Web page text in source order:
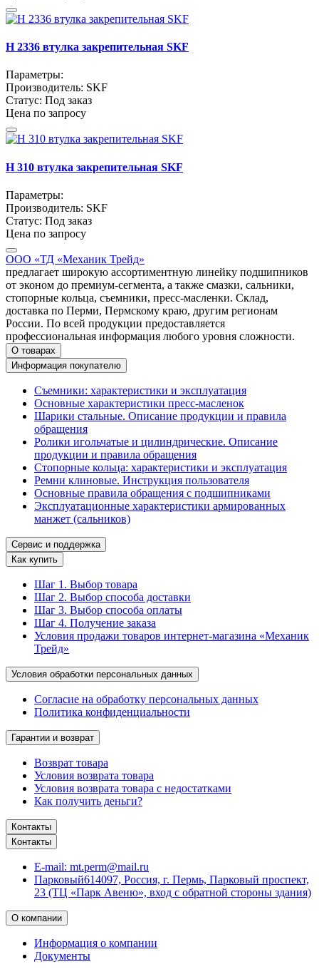
H 2336 втулка закрепительная SKF
Параметры:
Производитель: SKF
Статус: Под заказ
Цена по запросу
H 310 втулка закрепительная SKF
Параметры:
Производитель: SKF
Статус: Под заказ
Цена по запросу
ООО «ТД «Механик Трейд»
предлагает широкую ассортиментную линейку подшипников
от эконом до премиум-сегмента, а также смазки, сальники,
стопорные кольца, съемники, пресс-масленки. Склад,
доставка по Перми, Пермскому краю, другим регионам
России. По всей продукции предоставляется
профессиональная информация любого уровня сложности.
О товарах
Информация покупателю
Съемники: характеристики и эксплуатация
Основные характеристики пресс‑масленок
Шарики стальные. Описание продукции и правила
обращения
Ролики игольчатые и цилиндрические. Описание
продукции и правила обращения
Стопорные кольца: характеристики и эксплуатация
Ремни клиновые. Инструкция пользователя
Основные правила обращения с подшипниками
Эксплуатационные характеристики армированных
манжет (сальников)
Сервис и поддержка
Как купить
Шаг 1. Выбор товара
Шаг 2. Выбор способа доставки
Шаг 3. Выбор способа оплаты
Шаг 4. Получение заказа
Условия продажи товаров интернет-магазина «Механик
Трейд»
Условия обработки персональных данных
Согласие на обработку персональных данных
Политика конфиденциальности
Гарантии и возврат
Возврат товара
Условия возврата товара
Условия возврата товара с недостатками
Как получить деньги?
Контакты
Контакты
E-mail: mt.perm@mail.ru
Парковый614097, Россия, г. Пермь, Парковый проспект,
23 (ТЦ «Парк Авеню», вход с обратной стороны здания)
О компании
Информация о компании
Документы